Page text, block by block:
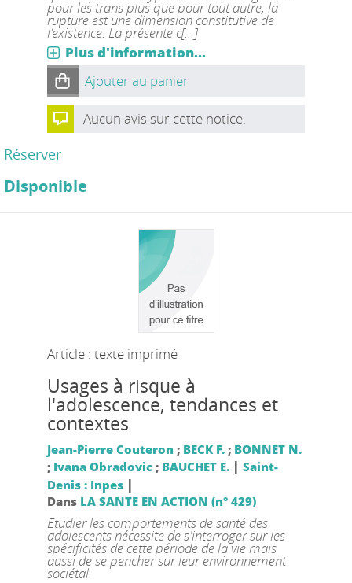
pour les trans plus que pour tout autre, la
rupture est une dimension constitutive de
l’existence. La présente c[...]
Plus d'information...
Ajouter au panier
Aucun avis sur cette notice.
Réserver
Disponible
Article : texte imprimé
Usages à risque à
l'adolescence, tendances et
contextes
Jean-Pierre Couteron ; BECK F.; BONNET N.
; Ivana Obradovic; BAUCHET E. | Saint-
Denis : Inpes|
Dans LA SANTE EN ACTION (n° 429)
Etudier les comportements de santé des
adolescents nécessite de s'interroger sur les
spécificités de cette période de la vie mais
aussi de se pencher sur leur environnement
sociétal.